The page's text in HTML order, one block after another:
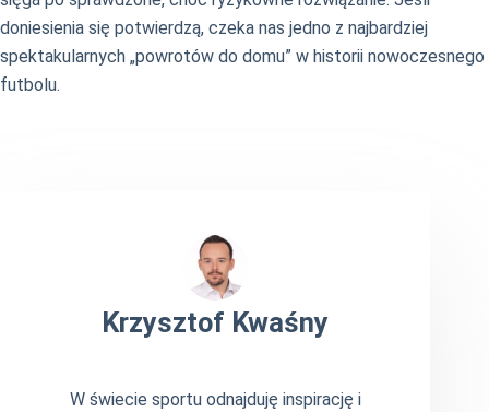
doniesienia się potwierdzą, czeka nas jedno z najbardziej
spektakularnych „powrotów do domu” w historii nowoczesnego
futbolu.
Krzysztof Kwaśny
W świecie sportu odnajduję inspirację i